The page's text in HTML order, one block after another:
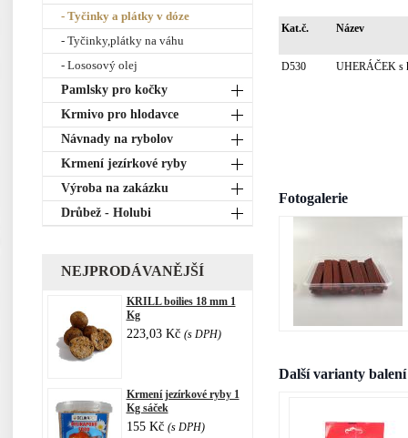
- Tyčinky a plátky v dóze
- Tyčinky,plátky na váhu
- Lososový olej
Pamlsky pro kočky
Krmivo pro hlodavce
Návnady na rybolov
Krmení jezírkové ryby
Výroba na zakázku
Drůbež - Holubi
NEJPRODÁVANĚJŠÍ
KRILL boilies 18 mm 1
Kg
223,03 Kč (s DPH)
Krmení jezírkové ryby 1
Kg sáček
155 Kč (s DPH)
Kat.č. Název
D530 UHERÁČEK s
Fotogalerie
Další varianty balení